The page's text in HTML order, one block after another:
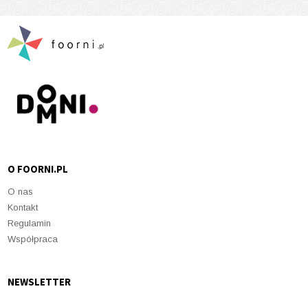
O FOORNI.PL
O nas
Kontakt
Regulamin
Współpraca
NEWSLETTER